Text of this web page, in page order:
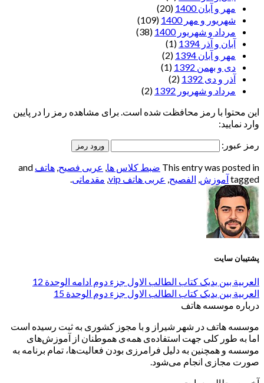
مهر و آبان 1400
(20)
شهریور و مهر 1400
(109)
مرداد و شهریور 1400
(38)
آبان و آذر 1394
(1)
مهر و آبان 1394
(2)
دی و بهمن 1392
(1)
آذر و دی 1392
(2)
مرداد و شهریور 1392
(2)
این محتوا با رمز محافظت شده است. برای مشاهده رمز را در پایین
وارد نمایید:
رمز عبور:
This entry was posted in ضبط کلاس ها, عربی فصیح, هاتف and
tagged آموزش, الفصيح, عربی هاتف vip , مقدماتی.
پشتیبان سایت
العربیة بین یدیک کتاب الطالب الاول جزء دوم ادامه الوحدة 12
العربیة بین یدیک کتاب الطالب الاول جزء دوم الوحدة 15
درباره موسسه هاتف
موسسه هاتف در شهر شیراز و با مجوز کشوری به ثبت رسیده است
اما به طور کلی جهت استفاده‌ی همه‌ی هموطنان از آموزش‌های
موسسه و همچنین به دلیل فرامرزی بودن فعالیت‌ها، تمام برنامه به
صورت مجازی انجام می‌شود.